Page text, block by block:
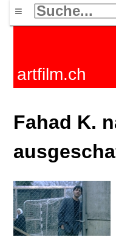
≡
artfilm.ch
Fahad K.